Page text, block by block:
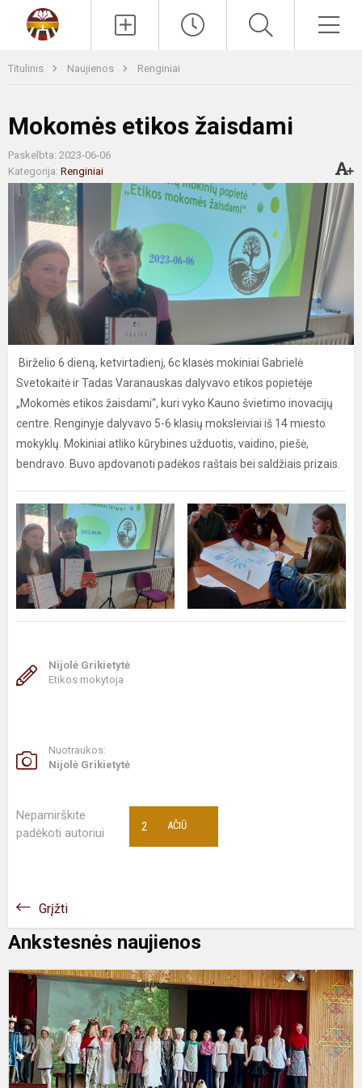
Titulinis Naujienos Renginiai
Mokomės etikos žaisdami
Paskelbta: 2023-06-06
Kategorija: Renginiai
Birželio 6 dieną, ketvirtadienį, 6c klasės mokiniai Gabrielė
Svetokaitė ir Tadas Varanauskas dalyvavo etikos popietėje
„Mokomės etikos žaisdami“, kuri vyko Kauno švietimo inovacijų
centre. Renginyje dalyvavo 5-6 klasių moksleiviai iš 14 miesto
mokyklų. Mokiniai atliko kūrybines užduotis, vaidino, piešė,
bendravo. Buvo apdovanoti padėkos raštais bei saldžiais prizais.
Nijolė Grikietytė
Etikos mokytoja
Nuotraukos:
Nijolė Grikietytė
Nepamirškite
padėkoti autoriui
AČIŪ
2
Grįžti
Ankstesnės naujienos